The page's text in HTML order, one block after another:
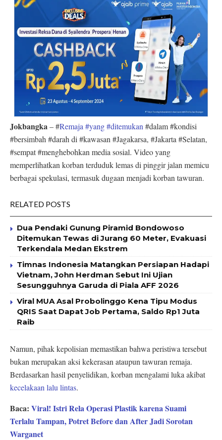
Jokbangka– #Remaja #yang #ditemukan #dalam #kondisi
#bersimbah #darah di #kawasan #Jagakarsa, #Jakarta #Selatan,
#sempat #menghebohkan media sosial. Video yang
memperlihatkan korban terduduk lemas di pinggir jalan memicu
berbagai spekulasi, termasuk dugaan menjadi korban tawuran.
RELATED POSTS
Dua Pendaki Gunung Piramid Bondowoso
Ditemukan Tewas di Jurang 60 Meter, Evakuasi
Terkendala Medan Ekstrem
Timnas Indonesia Matangkan Persiapan Hadapi
Vietnam, John Herdman Sebut Ini Ujian
Sesungguhnya Garuda di Piala AFF 2026
Viral MUA Asal Probolinggo Kena Tipu Modus
QRIS Saat Dapat Job Pertama, Saldo Rp1 Juta
Raib
Namun, pihak kepolisian memastikan bahwa peristiwa tersebut
bukan merupakan aksi kekerasan ataupun tawuran remaja.
Berdasarkan hasil penyelidikan, korban mengalami luka akibat
kecelakaan lalu lintas.
Baca: Viral! Istri Rela Operasi Plastik karena Suami
Terlalu Tampan, Potret Before dan After Jadi Sorotan
Warganet